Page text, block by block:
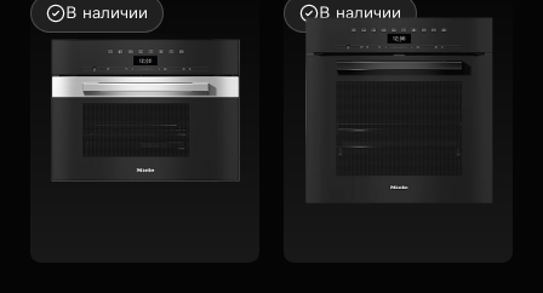
В наличии В наличии